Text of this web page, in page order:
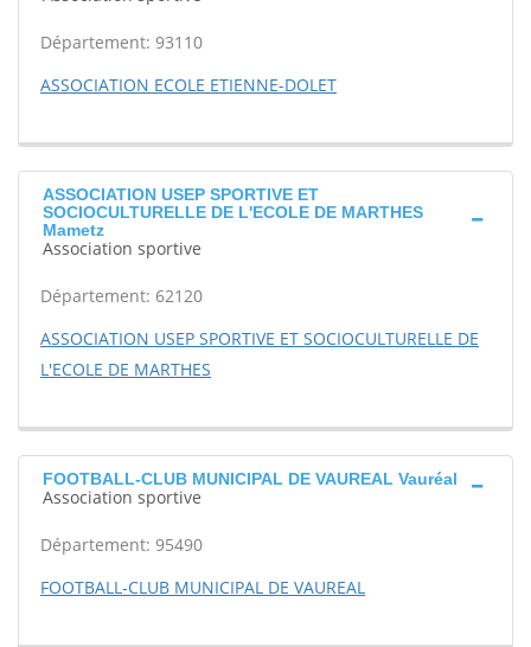
Département: 93110
ASSOCIATION ECOLE ETIENNE-DOLET
ASSOCIATION USEP SPORTIVE ET
SOCIOCULTURELLE DE L'ECOLE DE MARTHES
Mametz
Association sportive
Département: 62120
ASSOCIATION USEP SPORTIVE ET SOCIOCULTURELLE DE
L'ECOLE DE MARTHES
FOOTBALL-CLUB MUNICIPAL DE VAUREAL Vauréal
Association sportive
Département: 95490
FOOTBALL-CLUB MUNICIPAL DE VAUREAL